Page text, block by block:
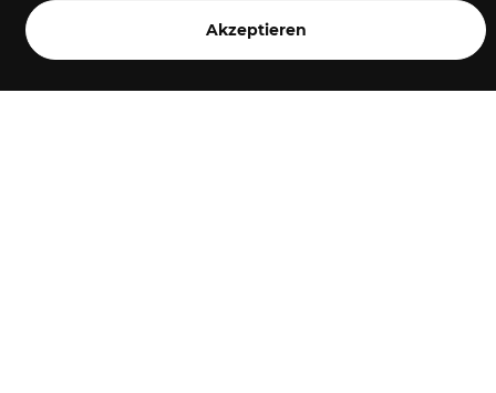
Akzeptieren
Home Stories Trails Menü